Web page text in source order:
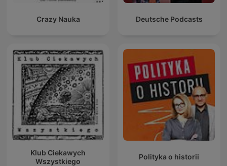
Crazy Nauka Deutsche Podcasts
Klub Ciekawych
Wszystkiego
Polityka o historii